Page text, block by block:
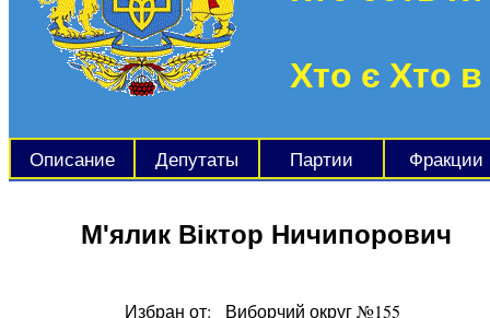
Хто є Хто в
Описание Депутаты Партии Фракции
М'ялик Віктор Ничипорович
Избран от:
Виборчий округ №155